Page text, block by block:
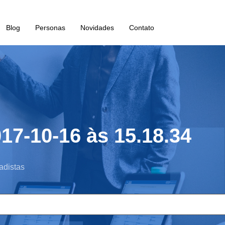
Blog Personas Novidades Contato
10-16 às 15.18.34